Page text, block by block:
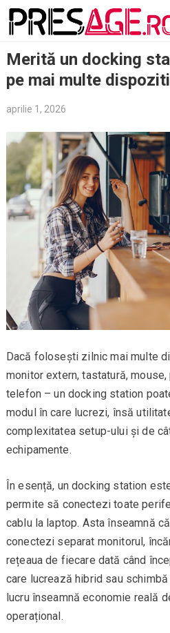
Skip
Merită un docking
pe mai multe
aprilie 1, 2026
Dacă folosești zilnic mai multe
monitor extern, tastatură,
telefon – un docking station
modul în care lucrezi, însă
complexitatea setup-ului și de
echipamente.
În esență, un docking station
permite să conectezi toate
cablu la laptop. Asta înseamnă
conectezi separat monitorul,
rețeaua de fiecare dată când
care lucrează hibrid sau
lucru înseamnă economie reală
operațional.